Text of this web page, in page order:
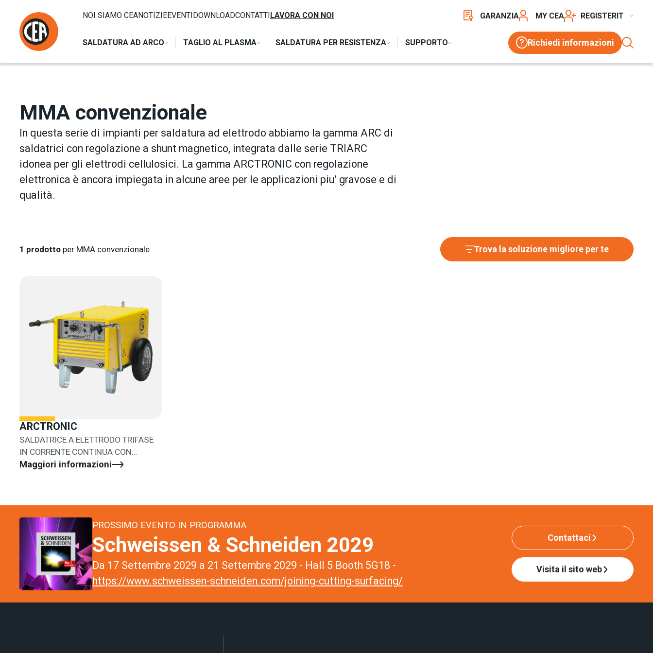
SALDATURA AD ARCO TAGLIO AL PLASMA SALDATURA PER RESISTENZA SUPPORTO Richiedi informazioni
NOI SIAMO CEANOTIZIEEVENTIDOWNLOADCONTATTILAVORA CON NOI GARANZIA MY CEA REGISTER
MMA convenzionale
In questa serie di impianti per saldatura ad elettrodo abbiamo la gamma ARC di
saldatrici con regolazione a shunt magnetico, integrata dalle serie TRIARC
idonea per gli elettrodi cellulosici. La gamma ARCTRONIC con regolazione
elettronica è ancora impiegata in alcune aree per le applicazioni piu’ gravose e di
qualità.
1 prodotto per MMA convenzionale Trova la soluzione migliore per te
ARCTRONIC
SALDATRICE A ELETTRODO TRIFASE
IN CORRENTE CONTINUA CON
REGOLAZIONE ELETTRONICA DELLA
Maggiori informazioni
PROSSIMO EVENTO IN PROGRAMMA
Schweissen & Schneiden 2029
Da 17 Settembre 2029 a 21 Settembre 2029 - Hall 5 Booth 5G18 -
https://www.schweissen-schneiden.com/joining-cutting-surfacing/
Contattaci
Visita il sito web